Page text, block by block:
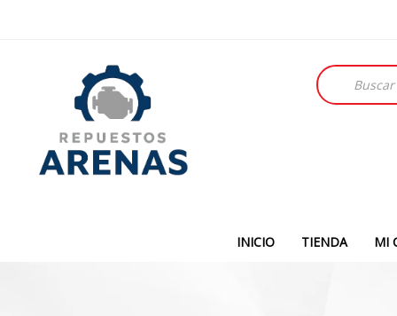
Búsqueda
de
productos
INICIO TIENDA MI